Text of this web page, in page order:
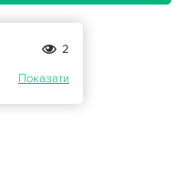
2
Показати